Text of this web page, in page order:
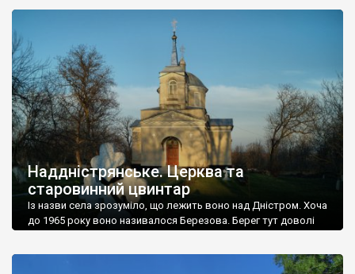
старовинний цвинтар із кам’яними хрестами. Всі епітафії, які
збереглися, написані кирилицею, церковнослов’янською
мовою. За всіма традиційними ознаками – цвинтар
український. Хрести датуються 19 століттям. У 1924-1940
роках Болган […]
Наддністрянське. Церква та
старовинний цвинтар
Із назви села зрозуміло, що лежить воно над Дністром. Хоча
до 1965 року воно називалося Березова. Берег тут доволі
Наддністрянське відрізняється від більшості навколишніх